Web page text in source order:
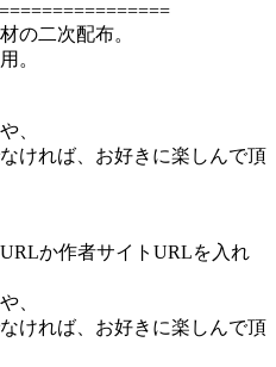
の二次配布。
。
、
ければ、お好きに楽しんで頂
か作者サイトURLを入れ
、
ければ、お好きに楽しんで頂